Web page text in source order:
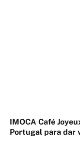
IMOCA Café
Portugal para dar